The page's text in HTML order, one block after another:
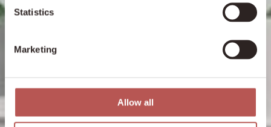
Statistics
Marketing
Allow all